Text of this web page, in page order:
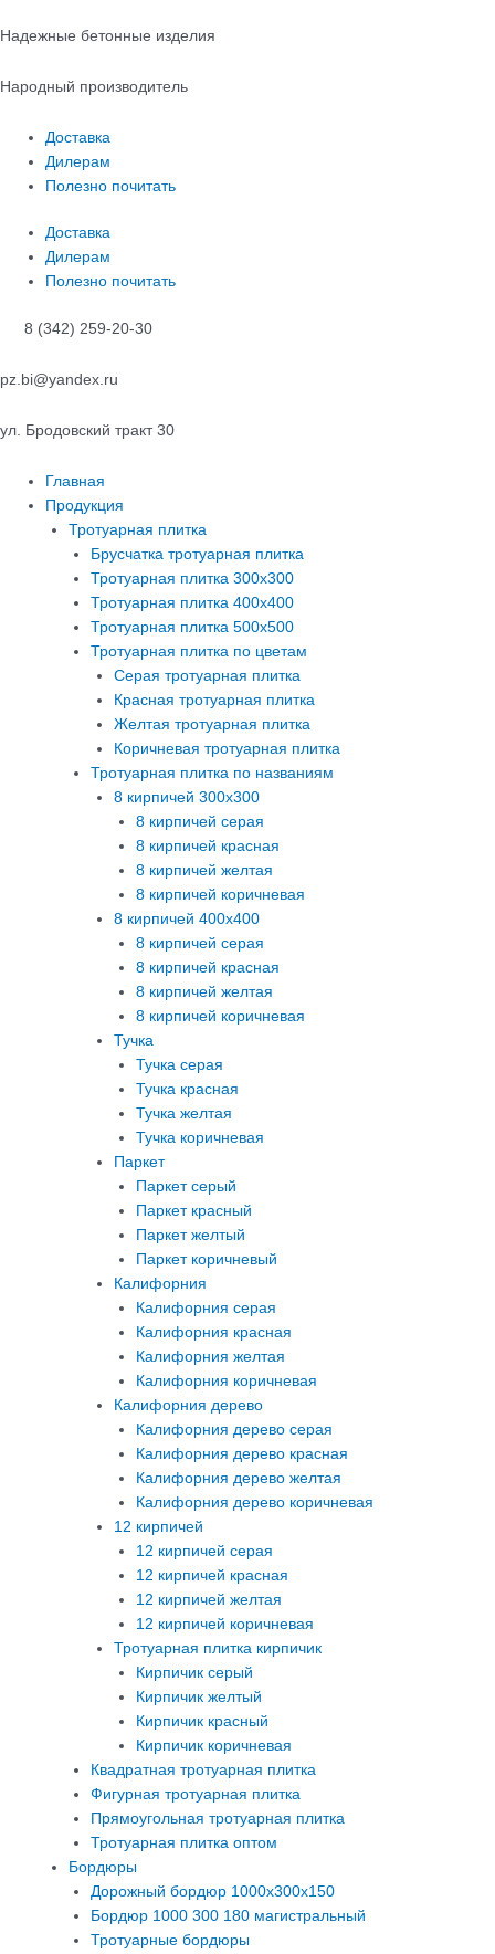
кНадежные бетонные изделия
Народный производитель
Доставка
Дилерам
Полезно почитать
Доставка
Дилерам
Полезно почитать
8 (342) 259-20-30
pz.bi@yandex.ru
ул. Бродовский тракт 30
Главная
Продукция
Тротуарная плитка
Брусчатка тротуарная плитка
Тротуарная плитка 300х300
Тротуарная плитка 400х400
Тротуарная плитка 500х500
Тротуарная плитка по цветам
Серая тротуарная плитка
Красная тротуарная плитка
Желтая тротуарная плитка
Коричневая тротуарная плитка
Тротуарная плитка по названиям
8 кирпичей 300х300
8 кирпичей серая
8 кирпичей красная
8 кирпичей желтая
8 кирпичей коричневая
8 кирпичей 400х400
8 кирпичей серая
8 кирпичей красная
8 кирпичей желтая
8 кирпичей коричневая
Тучка
Тучка серая
Тучка красная
Тучка желтая
Тучка коричневая
Паркет
Паркет серый
Паркет красный
Паркет желтый
Паркет коричневый
Калифорния
Калифорния серая
Калифорния красная
Калифорния желтая
Калифорния коричневая
Калифорния дерево
Калифорния дерево серая
Калифорния дерево красная
Калифорния дерево желтая
Калифорния дерево коричневая
12 кирпичей
12 кирпичей серая
12 кирпичей красная
12 кирпичей желтая
12 кирпичей коричневая
Тротуарная плитка кирпичик
Кирпичик серый
Кирпичик желтый
Кирпичик красный
Кирпичик коричневая
Квадратная тротуарная плитка
Фигурная тротуарная плитка
Прямоугольная тротуарная плитка
Тротуарная плитка оптом
Бордюры
Дорожный бордюр 1000х300х150
Бордюр 1000 300 180 магистральный
Тротуарные бордюры